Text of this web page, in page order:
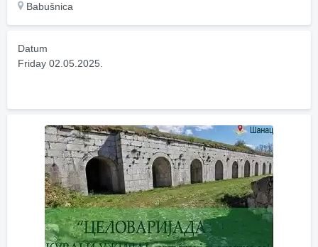
Babušnica
Datum
Friday 02.05.2025.